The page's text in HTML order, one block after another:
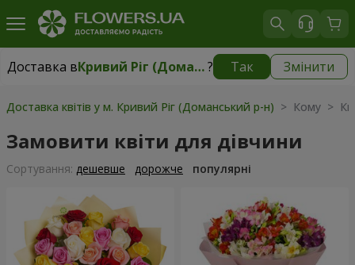
Доставка в Кривий Ріг (Доманський р-н)? Так Змінити
Доставка вКривий Ріг (Доманський р-н) безкоштовно
Доставка квітів у м. Кривий Ріг (Доманський р-н) > Кому >
Замовити квіти для дівчини
Сортування: дешевше дорожче популярні